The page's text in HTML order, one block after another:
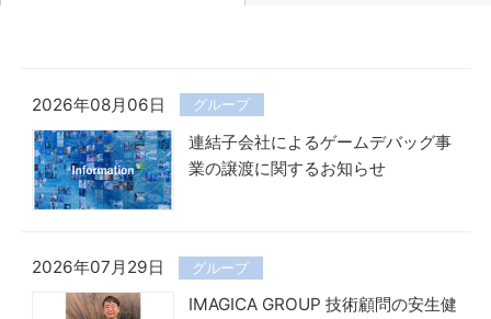
2026年08月06日 グループ
連結子会社によるゲームデバッグ事
業の譲渡に関するお知らせ
2026年07月29日 グループ
IMAGICA GROUP 技術顧問の安生健